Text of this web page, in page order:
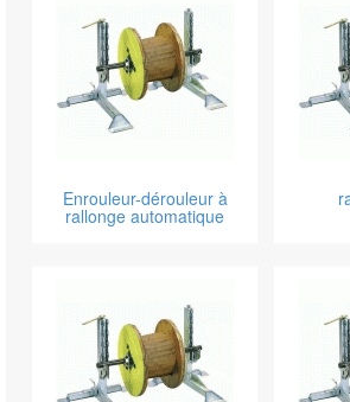
Enrouleur-dérouleur à
rallonge automatique